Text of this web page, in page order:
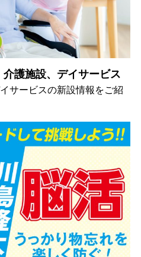
護施設、デイサービス
サービスの新設情報をご紹